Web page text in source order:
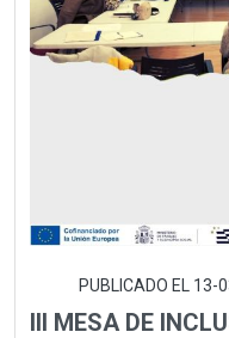
PUBLICADO EL 13-
III MESA DE